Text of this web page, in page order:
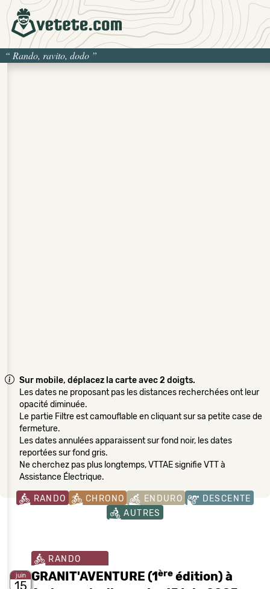
“ Rando, ravito, dodo ”
Sur mobile, déplacez la carte avec 2 doigts.
Les dates ne proposant pas les distances recherchées ont leur
opacité diminuée.
Le partie Filtre est camouflable en cliquant sur sa petite case de
fermeture.
Les dates annulées apparaissent sur fond noir, les dates
reportées sur fond gris.
Ne cherchez pas plus longtemps, VTTAE signifie VTT à
Assistance Électrique.
RANDO CHRONO ENDURO
DESCENTE
AUTRES
juin
15
RANDO
GRANIT'AVENTURE (1ère édition) à